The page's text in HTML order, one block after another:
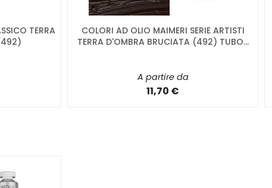
TERRA
COLORI AD OLIO MAIMERI SERIE ARTISTI
TERRA D'OMBRA BRUCIATA (492) TUBO...
A partire da
11,70 €